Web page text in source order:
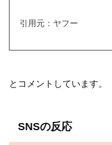
引用元：ヤフー
とコメントしています。
SNSの反応